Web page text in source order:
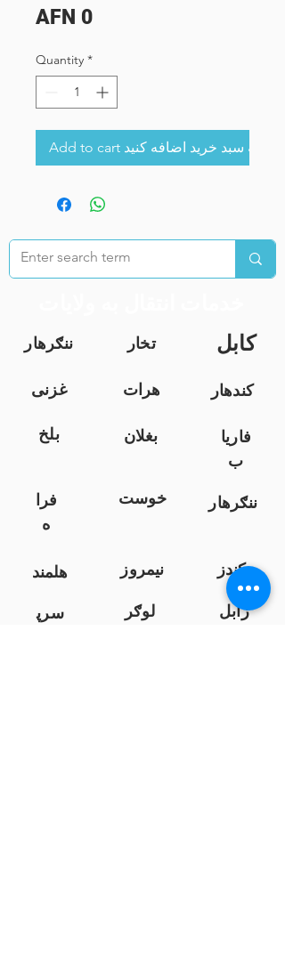
AFN 0Price
Quantity *
Add to cart به سبد خرید اضافه کنید
ننګرهار تخار کابل
غزنی هرات
کندهار
بلخ
بغلان
فاریا
ب
فرا
ه
خوست ننګرهار
هلمند نیمروز
کندز
سرپ
لوګر زابل